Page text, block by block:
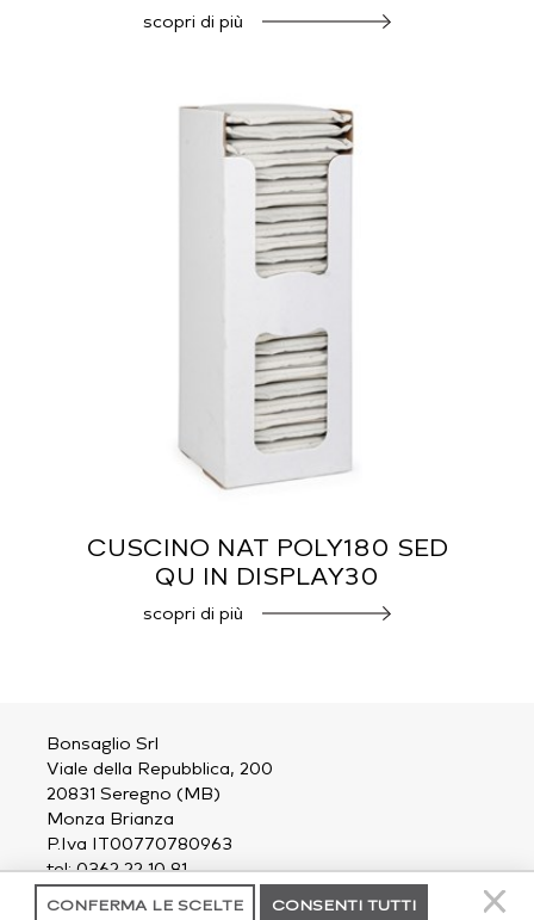
scopri di più
CUSCINO NAT POLY180 SED
QU IN DISPLAY30
scopri di più
Bonsaglio Srl
Viale della Repubblica, 200
20831 Seregno (MB)
Monza Brianza
P.Iva IT00770780963
tel: 0362 22 10 81
CONFERMA LE SCELTE CONSENTI TUTTI